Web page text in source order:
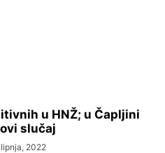
u HNŽ; u Čapljini
slučaj
lipnja, 2022